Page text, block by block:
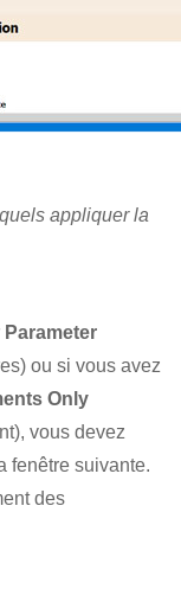
appliquer la
Parameter
ou si vous avez
Only
vous devez
fenêtre suivante.
des